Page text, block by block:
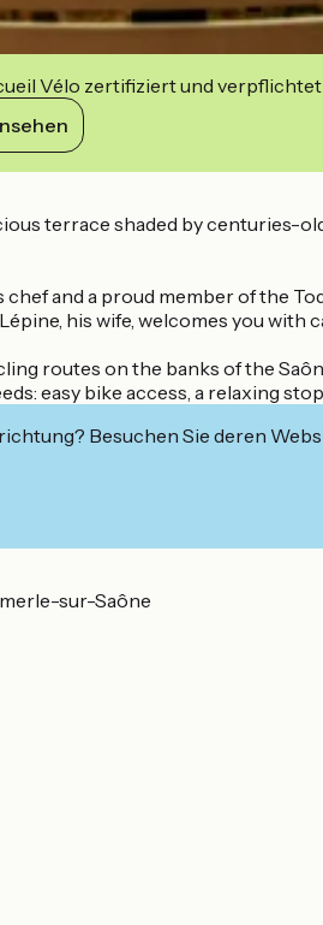
Vélo zertifiziert und
terrace shaded by
chef and a proud member of the
his wife, welcomes you
routes on the banks of the
easy bike access, a relaxing
Besuchen Sie deren
sur-Saône